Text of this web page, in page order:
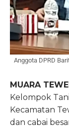
Anggota DPRD
MUARA
Kelompok
Kecamatan
dan cabai